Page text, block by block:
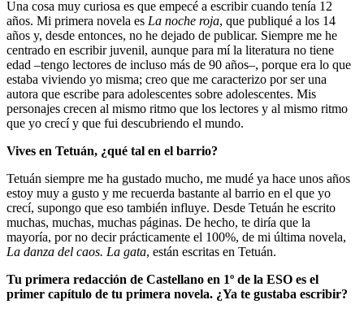
Una cosa muy curiosa es que empecé a escribir cuando tenía 12
años. Mi primera novela es La noche roja, que publiqué a los 14
años y, desde entonces, no he dejado de publicar. Siempre me he
centrado en escribir juvenil, aunque para mí la literatura no tiene
edad –tengo lectores de incluso más de 90 años–, porque era lo que
estaba viviendo yo misma; creo que me caracterizo por ser una
autora que escribe para adolescentes sobre adolescentes. Mis
personajes crecen al mismo ritmo que los lectores y al mismo ritmo
que yo crecí y que fui descubriendo el mundo.
Vives en Tetuán, ¿qué tal en el barrio?
Tetuán siempre me ha gustado mucho, me mudé ya hace unos años
estoy muy a gusto y me recuerda bastante al barrio en el que yo
crecí, supongo que eso también influye. Desde Tetuán he escrito
muchas, muchas, muchas páginas. De hecho, te diría que la
mayoría, por no decir prácticamente el 100%, de mi última novela,
La danza del caos. La gata, están escritas en Tetuán.
Tu primera redacción de Castellano en 1º de la ESO es el
primer capítulo de tu primera novela. ¿Ya te gustaba escribir?